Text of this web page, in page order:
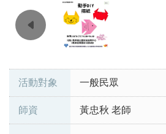
活動對象 一般民眾
師資 黃忠秋 老師